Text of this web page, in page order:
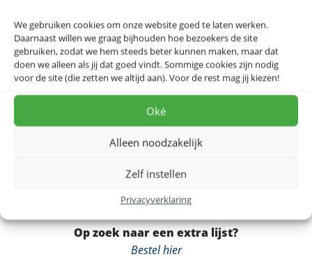
We gebruiken cookies om onze website goed te laten werken.
Daarnaast willen we graag bijhouden hoe bezoekers de site
gebruiken, zodat we hem steeds beter kunnen maken, maar dat
doen we alleen als jij dat goed vindt. Sommige cookies zijn nodig
voor de site (die zetten we altijd aan). Voor de rest mag jij kiezen!
Oké
Alleen noodzakelijk
Zelf instellen
Privacyverklaring
Dit ontwerp is ook beschikbaar opcanvas, als
wanddecoratie of opakoestisch doek, dat bovendien
de akoestiek in huis verbetert. Een prachtig cadeau
voor reizigers en iedereen met mooie herinneringen
aan Sri Lanka. Bekijk voor meer varianten ookalle Sri
Lanka posters
Dit ontwerp op akoestisch doek, IXXI of canvas?
Op zoek naar een extra lijst?
Bestel hier